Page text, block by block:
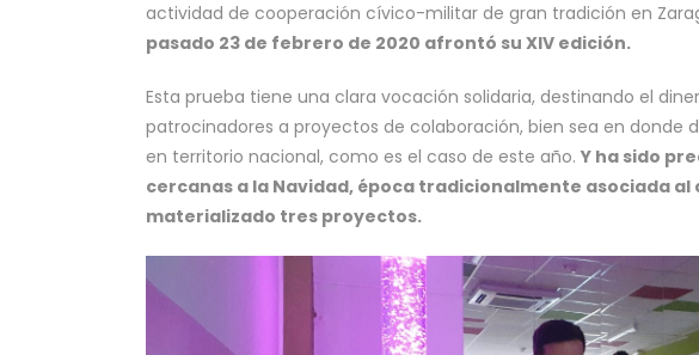
actividad de cooperación cívico-militar de gran tradición en
pasado 23 de febrero de 2020 afrontó su XIV edición.
Esta prueba tiene una clara vocación solidaria, destinando el
patrocinadores a proyectos de colaboración, bien sea en donde
en territorio nacional, como es el caso de este año. Y ha sido
cercanas a la Navidad, época tradicionalmente asociada
materializado tres proyectos.